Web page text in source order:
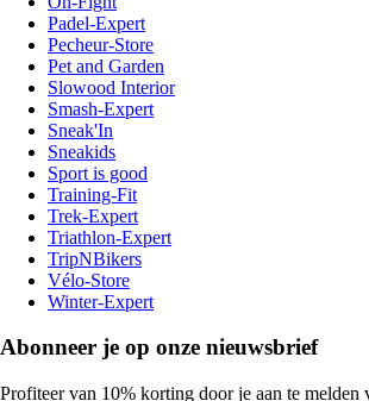
Padel-Expert
Pecheur-Store
Pet and Garden
Slowood Interior
Smash-Expert
Sneak'In
Sneakids
Sport is good
Training-Fit
Trek-Expert
Triathlon-Expert
TripNBikers
Vélo-Store
Winter-Expert
Abonneer je op onze nieuwsbrief
Profiteer van 10% korting door je aan te melden